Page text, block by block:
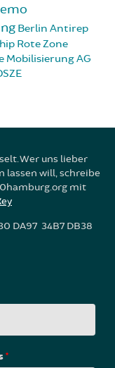
Berlin Antirep
Rote Zone
MobilisierungAG
Wer uns lieber
lassen will, schreibe
mit
DA97 34B7 DB38
*